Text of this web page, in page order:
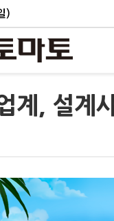
)
계, 설계